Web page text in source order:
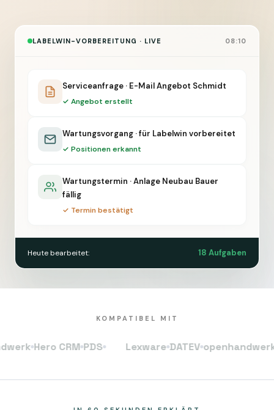
LABELWIN-VORBEREITUNG · LIVE 08:10
Serviceanfrage · E-Mail Angebot Schmidt
✓ Angebot erstellt
Wartungsvorgang · für Labelwin vorbereitet
✓ Positionen erkannt
Wartungstermin · Anlage Neubau Bauer
fällig
✓ Termin bestätigt
Heute bearbeitet: 18 Aufgaben
KOMPATIBEL MIT
Hero CRM PDS Lexware DATEV openhandwerk